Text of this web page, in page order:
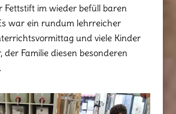
Fettstift im wieder befüll baren
war ein rundum lehrreicher
und viele Kinder
der Familie diesen besonderen